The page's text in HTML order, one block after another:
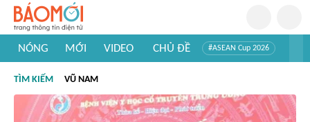
NÓNG MỚI VIDEO CHỦ ĐỀ #ASEAN Cup 2026
#Khám phá thế giới
TÌM KIẾM VŨ NAM